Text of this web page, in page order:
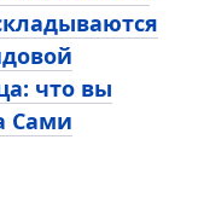
что вы
Сами